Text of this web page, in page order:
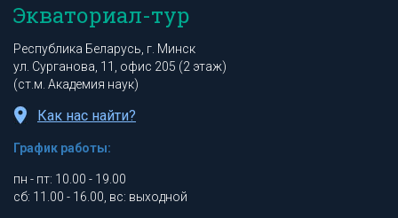
Экваториал-тур
Республика Беларусь, г. Минск
ул. Сурганова, 11, офис 205 (2 этаж)
(ст.м. Академия наук)
Как нас найти?
График работы:
пн - пт: 10.00 - 19.00
сб: 11.00 - 16.00, вс: выходной